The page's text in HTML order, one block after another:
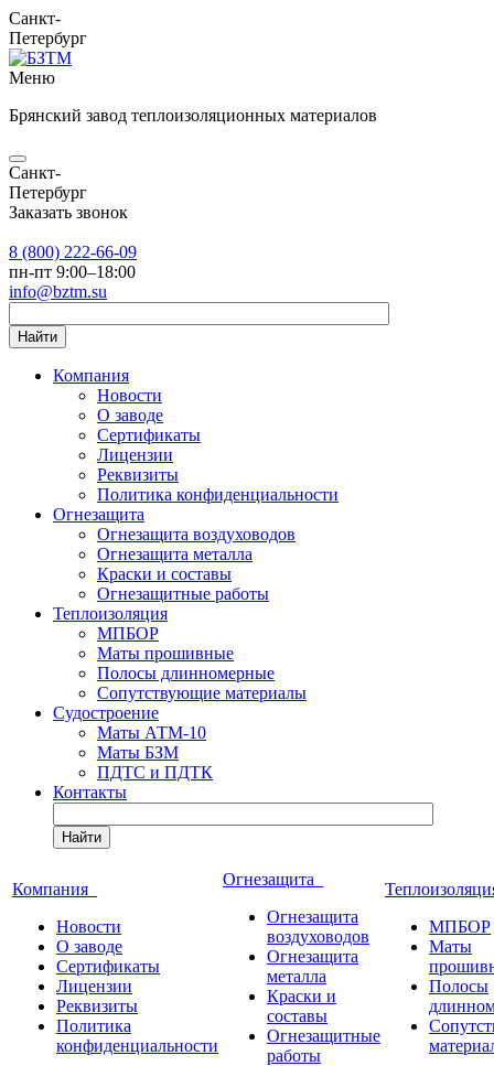
Санкт-
Петербург
Меню
Брянский завод теплоизоляционных материалов
Санкт-
Петербург
Заказать звонок
8 (800) 222-66-09
пн-пт 9:00–18:00
info@bztm.su
Найти
Компания
Новости
О заводе
Сертификаты
Лицензии
Реквизиты
Политика конфиденциальности
Огнезащита
Огнезащита воздуховодов
Огнезащита металла
Краски и составы
Огнезащитные работы
Теплоизоляция
МПБОР
Маты прошивные
Полосы длинномерные
Сопутствующие материалы
Судостроение
Маты АТМ-10
Маты БЗМ
ПДТС и ПДТК
Контакты
Найти
Компания
Новости
О заводе
Сертификаты
Лицензии
Реквизиты
Политика
конфиденциальности
Огнезащита
Огнезащита
воздуховодов
Огнезащита
металла
Краски и
составы
Огнезащитные
работы
МПБОР
Маты
Полосы